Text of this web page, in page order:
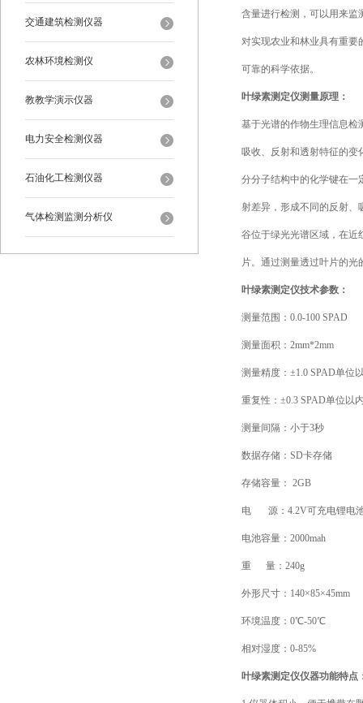
交通建筑检测仪器
农林环境检测仪
教教学演示仪器
电力安全检测仪器
石油化工检测仪器
气体检测监测分析仪
含量进行检测，可以用来监
对实现农业和林业具有重要
可靠的科学依据。
叶绿素测定仪测量原理：
基于光谱的作物生理信息检
吸收、反射和透射特征的变
分分子结构中的化学键在一
射差异，形成不同的反射
谷位于绿光光谱区域，在近
片。通过测量透过叶片的
叶绿素测定仪技术参数：
测量范围：0.0-100 SPAD
测量面积：2mm*2mm
测量精度：±1.0 SPAD单位
重复性：±0.3 SPAD单位以
测量间隔：小于3秒
数据存储：SD卡存储
存储容量： 2GB
电 源：4.2V可充电锂电
电池容量：2000mah
重 量：240g
外形尺寸：140×85×45mm
环境温度：0℃-50℃
相对湿度：0-85%
叶绿素测定仪仪器功能特点